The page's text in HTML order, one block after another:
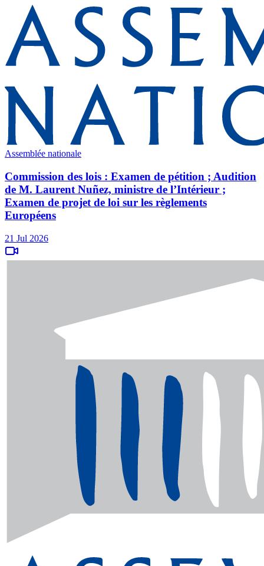
Assemblée nationale
Commission des lois : Examen de pétition ; Audition
de M. Laurent Nuñez, ministre de l’Intérieur ;
Examen de projet de loi sur les règlements
Européens
21 Jul 2026